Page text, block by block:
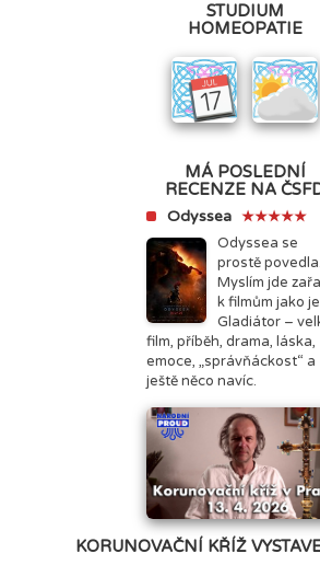
STUDIUM
HOMEOPATIE
MÁ POSLEDNÍ
RECENZE NA
Odyssea ★★★★★
Odyssea se
prostě povedla.
Myslím jde
k filmům jako je
Gladiátor –
film, příběh, drama, láska,
emoce, „správňáckost“ a
ještě něco navíc.
KORUNOVAČNÍ KŘÍŽ